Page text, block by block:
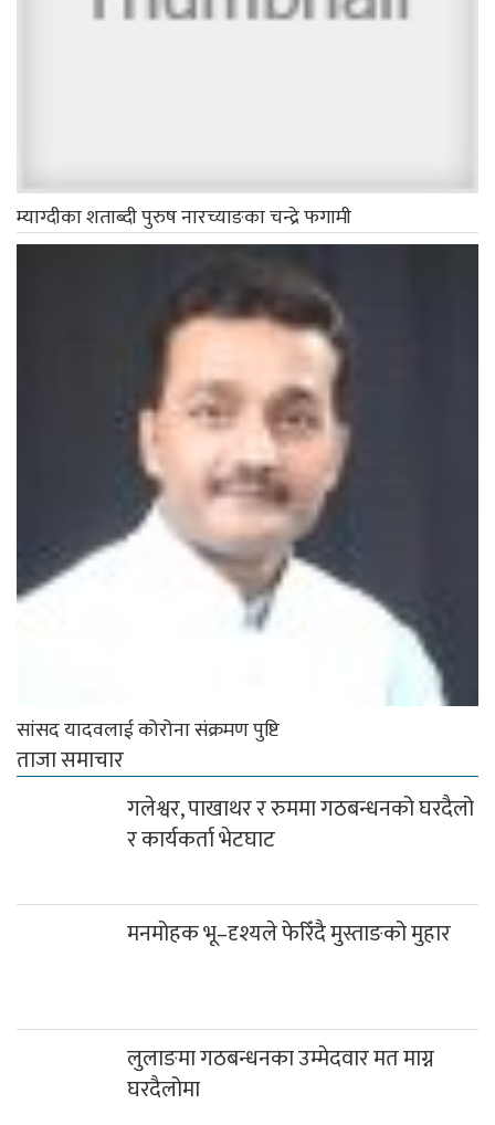
सांसद यादवलाई कोरोना संक्रमण पुष्टि
गलेश्वर, पाखाथर र रुममा गठबन्धनको घरदैलो
र कार्यकर्ता भेटघाट
मनमोहक भू–दृश्यले फेरिँदै मुस्ताङको मुहार
लुलाङमा गठबन्धनका उम्मेदवार मत माग्न
घरदैलोमा
दग्नाममा वडा स्तरीय भदौरे गाउँसभा सम्पन्न
५६औं अन्तराष्ट्रिय साक्षरता दिवसको अवसरमा
रत्न स्मृति छात्रवृत्ति बितरण